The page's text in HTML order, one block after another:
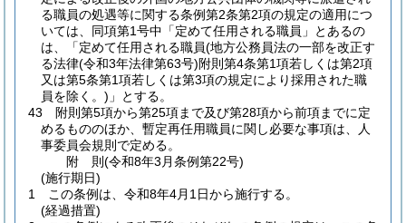
る職員の処遇等に関する条例第2条第2項の規定の適用につ
いては、同項第1号中「定めて任用される職員」とあるの
は、「定めて任用される職員(地方公務員法の一部を改正す
る法律(令和3年法律第63号)附則第4条第1項若しくは第2項
又は第5条第1項若しくは第3項の規定により採用された職
員を除く。) 」とする。
43
附則第5項から第25項まで及び第28項から前項までに定
めるもののほか、暫定再任用職員に関し必要な事項は、人
事委員会規則で定める。
附 則(令和8年3月条例第22号)
(施行期日)
1
この条例は、令和8年4月1日から施行する。
(経過措置)